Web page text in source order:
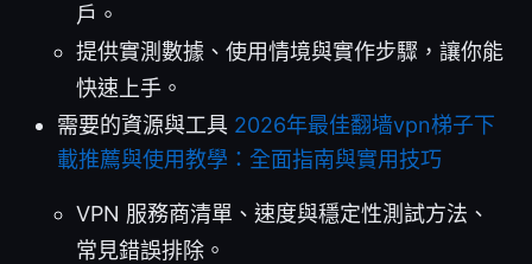
戶。
提供實測數據、使用情境與實作步驟，讓你能
快速上手。
需要的資源與工具 2026年最佳翻墙vpn梯子下
載推薦與使用教學：全面指南與實用技巧
VPN 服務商清單、速度與穩定性測試方法、
常見錯誤排除。